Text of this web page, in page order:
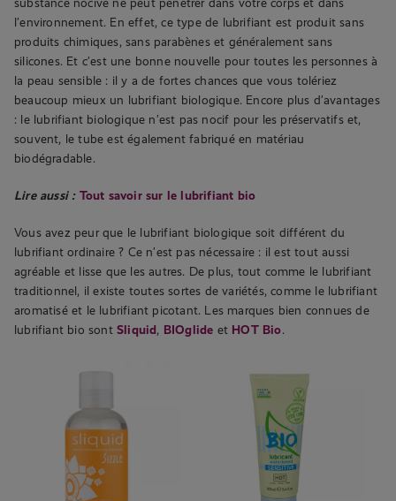
l’environnement. En effet, ce type de lubrifiant est produit sans
produits chimiques, sans parabènes et généralement sans
silicones. Et c’est une bonne nouvelle pour toutes les personnes à
la peau sensible : il y a de fortes chances que vous tolériez
beaucoup mieux un lubrifiant biologique. Encore plus d’avantages
: le lubrifiant biologique n’est pas nocif pour les préservatifs et,
souvent, le tube est également fabriqué en matériau
biodégradable.
Lire aussi : Tout savoir sur le lubrifiant bio
Vous avez peur que le lubrifiant biologique soit différent du
lubrifiant ordinaire ? Ce n’est pas nécessaire : il est tout aussi
agréable et lisse que les autres. De plus, tout comme le lubrifiant
traditionnel, il existe toutes sortes de variétés, comme le lubrifiant
aromatisé et le lubrifiant picotant. Les marques bien connues de
lubrifiant bio sont Sliquid, BIOglide et HOT Bio.